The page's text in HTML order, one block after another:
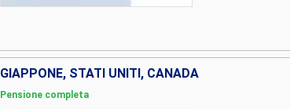
GIAPPONE, STATI UNITI, CANADA
Pensione completa